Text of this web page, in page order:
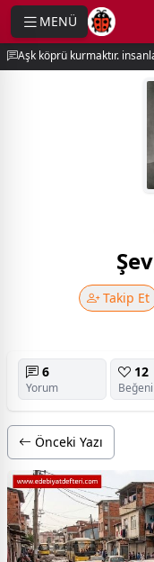
MENÜ
Takip Et
6
Yorum
12
Beğeni
Önceki Yazı
menu